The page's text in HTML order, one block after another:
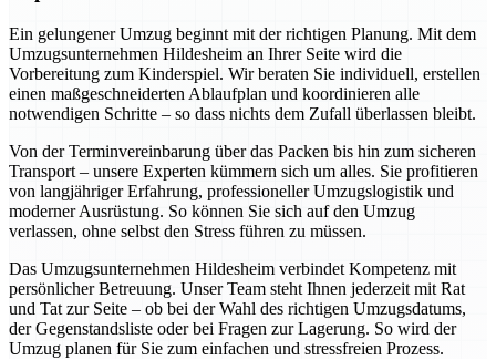
Ein gelungener Umzug beginnt mit der richtigen Planung. Mit dem
Umzugsunternehmen Hildesheim an Ihrer Seite wird die
Vorbereitung zum Kinderspiel. Wir beraten Sie individuell, erstellen
einen maßgeschneiderten Ablaufplan und koordinieren alle
notwendigen Schritte – so dass nichts dem Zufall überlassen bleibt.
Von der Terminvereinbarung über das Packen bis hin zum sicheren
Transport – unsere Experten kümmern sich um alles. Sie profitieren
von langjähriger Erfahrung, professioneller Umzugslogistik und
moderner Ausrüstung. So können Sie sich auf den Umzug
verlassen, ohne selbst den Stress führen zu müssen.
Das Umzugsunternehmen Hildesheim verbindet Kompetenz mit
persönlicher Betreuung. Unser Team steht Ihnen jederzeit mit Rat
und Tat zur Seite – ob bei der Wahl des richtigen Umzugsdatums,
der Gegenstandsliste oder bei Fragen zur Lagerung. So wird der
Umzug planen für Sie zum einfachen und stressfreien Prozess.